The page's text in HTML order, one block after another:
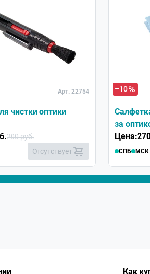
Арт. 22754
чистки оптики
200 руб.
Отсутствует
–10
за
Цена:
СПБ МСК
Как